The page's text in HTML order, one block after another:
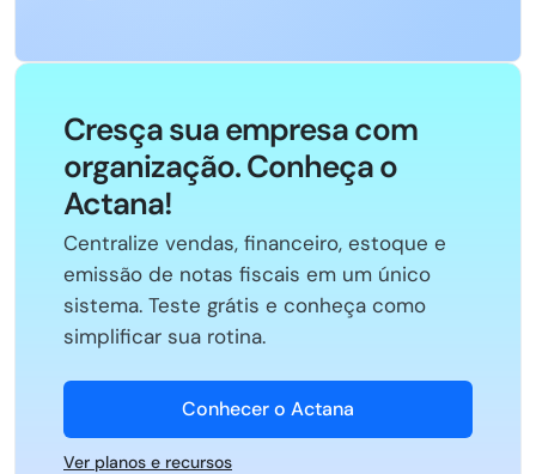
Cresça sua empresa com
organização. Conheça o
Actana!
Centralize vendas, financeiro, estoque e
emissão de notas fiscais em um único
sistema. Teste grátis e conheça como
simplificar sua rotina.
Conhecer o Actana
Ver planos e recursos